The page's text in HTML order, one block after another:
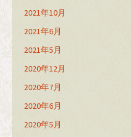
2021年10月
2021年6月
2021年5月
2020年12月
2020年7月
2020年6月
2020年5月